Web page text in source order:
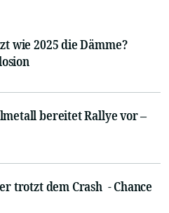
wie 2025 die Dämme?
bereitet Rallye vor –
trotzt dem Crash - Chance